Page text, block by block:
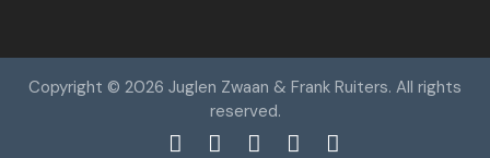
Copyright © 2026 Juglen Zwaan & Frank Ruiters. All rights
reserved.